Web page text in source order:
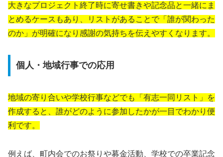
大きなプロジェクト終了時に寄せ書きや記念品と一緒にま
とめるケースもあり、リストがあることで「誰が関わった
のか」が明確になり感謝の気持ちを伝えやすくなります。
個人・地域行事での応用
地域の寄り合いや学校行事などでも「有志一同リスト」を
作成すると、誰がどのように参加したかが一目でわかり便
利です。
例えば、町内会でのお祭りや募金活動、学校での卒業記念